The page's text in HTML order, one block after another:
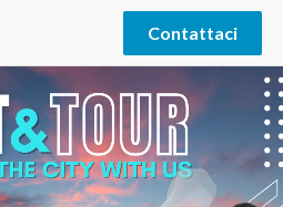
Contattaci